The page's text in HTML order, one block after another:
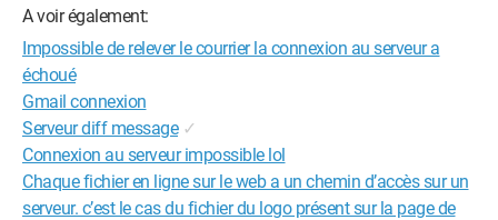
A voir également:
Impossible de relever le courrier la connexion au serveur a
échoué
Gmail connexion
Serveur diff message ✓
Connexion au serveur impossible lol
Chaque fichier en ligne sur le web a un chemin d’accès sur un
serveur. c’est le cas du fichier du logo présent sur la page de